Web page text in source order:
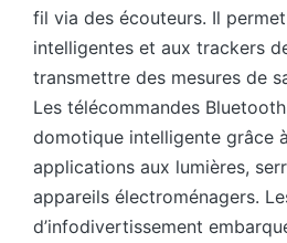
fil via des écouteurs. Il
intelligentes et aux trackers
transmettre des mesures de
Les télécommandes
domotique intelligente grâce
applications aux lumières,
appareils électroménagers.
d’infodivertissement